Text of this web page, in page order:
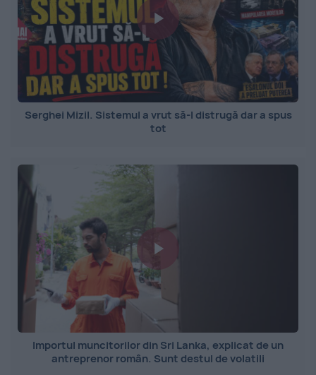
Serghei Mizil. Sistemul a vrut să-l distrugă dar a spus
tot
Importul muncitorilor din Sri Lanka, explicat de un
antreprenor român. Sunt destul de volatili